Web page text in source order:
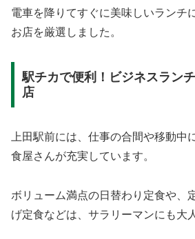
電車を降りてすぐに美味しいランチ
お店を厳選しました。
駅チカで便利！ビジネスラン
店
上田駅前には、仕事の合間や移動中
食屋さんが充実しています。
ボリューム満点の日替わり定食や、
げ定食などは、サラリーマンにも大